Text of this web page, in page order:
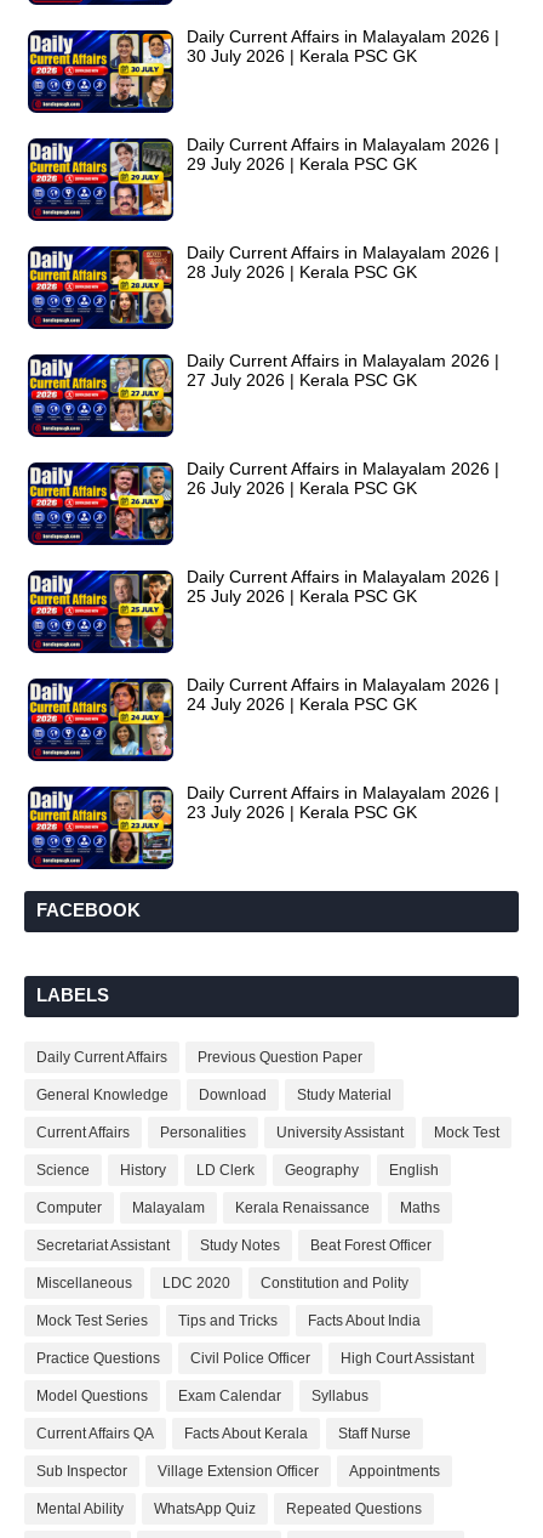
Daily Current Affairs in Malayalam 2026 |
30 July 2026 | Kerala PSC GK
Daily Current Affairs in Malayalam 2026 |
29 July 2026 | Kerala PSC GK
Daily Current Affairs in Malayalam 2026 |
28 July 2026 | Kerala PSC GK
Daily Current Affairs in Malayalam 2026 |
27 July 2026 | Kerala PSC GK
Daily Current Affairs in Malayalam 2026 |
26 July 2026 | Kerala PSC GK
Daily Current Affairs in Malayalam 2026 |
25 July 2026 | Kerala PSC GK
Daily Current Affairs in Malayalam 2026 |
24 July 2026 | Kerala PSC GK
Daily Current Affairs in Malayalam 2026 |
23 July 2026 | Kerala PSC GK
FACEBOOK
LABELS
Daily Current Affairs Previous Question Paper
General Knowledge Download Study Material
Current Affairs Personalities University Assistant Mock Test
Science History LD Clerk Geography English
Computer Malayalam Kerala Renaissance Maths
Secretariat Assistant Study Notes Beat Forest Officer
Miscellaneous LDC 2020 Constitution and Polity
Mock Test Series Tips and Tricks Facts About India
Practice Questions Civil Police Officer High Court Assistant
Model Questions Exam Calendar Syllabus
Current Affairs QA Facts About Kerala Staff Nurse
Sub Inspector Village Extension Officer Appointments
Mental Ability WhatsApp Quiz Repeated Questions